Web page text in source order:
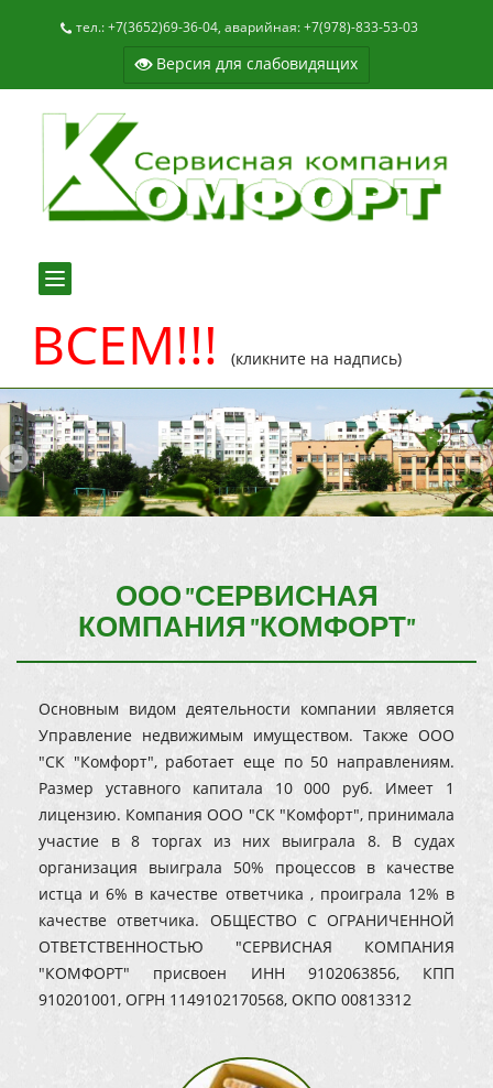
тел.: +7(3652)69-36-04, аварийная: +7(978)-833-53-03
Версия для слабовидящих
Toggle
navigation
(кликните на надпись)
ООО "СЕРВИСНАЯ
КОМПАНИЯ "КОМФОРТ"
Основным видом деятельности компании является
Управление недвижимым имуществом. Также ООО
"СК "Комфорт", работает еще по 50 направлениям.
Размер уставного капитала 10 000 руб. Имеет 1
лицензию. Компания ООО "СК "Комфорт", принимала
участие в 8 торгах из них выиграла 8. В судах
организация выиграла 50% процессов в качестве
истца и 6% в качестве ответчика , проиграла 12% в
качестве ответчика. ОБЩЕСТВО С ОГРАНИЧЕННОЙ
ОТВЕТСТВЕННОСТЬЮ "СЕРВИСНАЯ КОМПАНИЯ
"КОМФОРТ" присвоен ИНН 9102063856, КПП
910201001, ОГРН 1149102170568, ОКПО 00813312